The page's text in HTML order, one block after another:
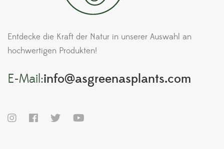
Entdecke die Kraft der Natur in unserer Auswahl an
hochwertigen Produkten!
E-Mail:info@asgreenasplants.com